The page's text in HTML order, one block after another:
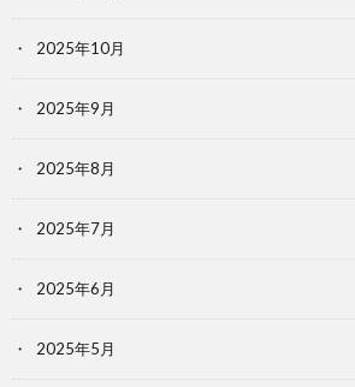
2025年10月
2025年9月
2025年8月
2025年7月
2025年6月
2025年5月